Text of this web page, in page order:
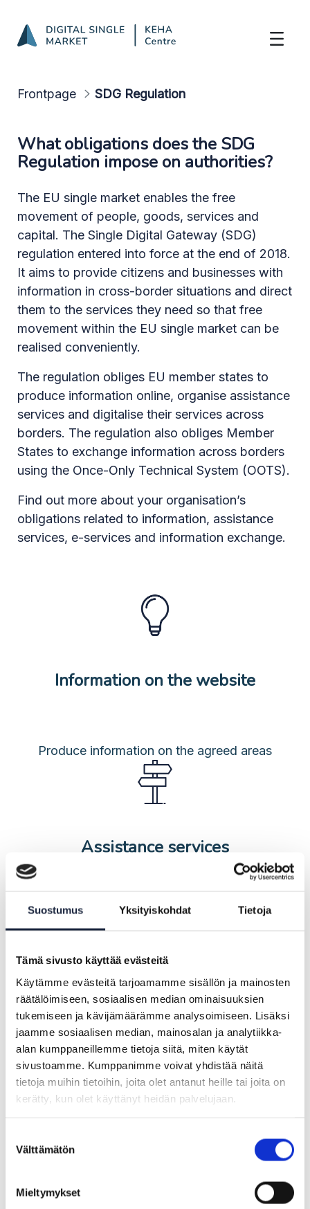
Suostumus Yksityiskohdat Tietoja
Tämä sivusto käyttää evästeitä
Käytämme evästeitä tarjoamamme sisällön ja mainosten
räätälöimiseen, sosiaalisen median ominaisuuksien
tukemiseen ja kävijämäärämme analysoimiseen. Lisäksi
jaamme sosiaalisen median, mainosalan ja analytiikka-
alan kumppaneillemme tietoja siitä, miten käytät
sivustoamme. Kumppanimme voivat yhdistää näitä
tietoja muihin tietoihin, joita olet antanut heille tai joita on
kerätty, kun olet käyttänyt heidän palvelujaan.
valinta
Välttämätön
Mieltymykset
Frontpage SDG Regulation
What obligations does the SDG
Regulation impose on authorities?
The EU single market enables the free
movement of people, goods, services and
capital. The Single Digital Gateway (SDG)
regulation entered into force at the end of 2018.
It aims to provide citizens and businesses with
information in cross-border situations and direct
them to the services they need so that free
movement within the EU single market can be
realised conveniently.
The regulation obliges EU member states to
produce information online, organise assistance
services and digitalise their services across
borders. The regulation also obliges Member
States to exchange information across borders
using the Once-Only Technical System (OOTS).
Find out more about your organisation’s
obligations related to information, assistance
services, e-services and information exchange.
Information on the website
Produce information on the agreed areas
Assistance services
Organise an assistance service and produce
information about it
Cross-border services
Enable EU citizens and companies to